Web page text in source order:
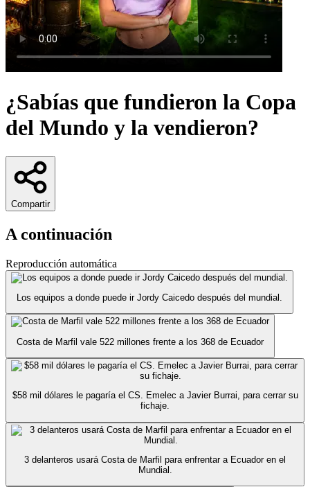
¿Sabías que fundieron la Copa
del Mundo y la vendieron?
Compartir
A continuación
Reproducción automática
Los equipos a donde puede ir Jordy Caicedo después del mundial.
Costa de Marfil vale 522 millones frente a los 368 de Ecuador
$58 mil dólares le pagaría el CS. Emelec a Javier Burrai, para cerrar su
fichaje.
3 delanteros usará Costa de Marfil para enfrentar a Ecuador en el
Mundial.